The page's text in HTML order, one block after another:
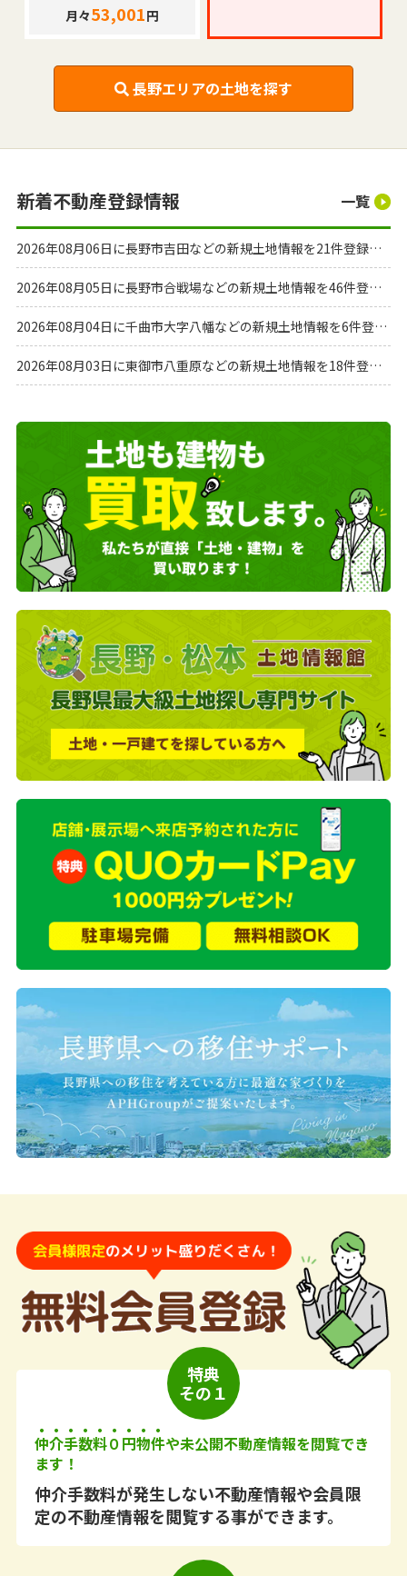
月々53,001円
長野エリアの土地を探す
新着不動産登録情報 一覧
2026年08月06日に長野市吉田などの新規土地情報を21件登録しました。
2026年08月05日に長野市合戦場などの新規土地情報を46件登録しました。
2026年08月04日に千曲市大字八幡などの新規土地情報を6件登録しました。
2026年08月03日に東御市八重原などの新規土地情報を18件登録しました。
特典
その１
仲介手数料０円物件や未公開不動産情報を閲覧でき
ます！
仲介手数料が発生しない不動産情報や会員限
定の不動産情報を閲覧する事ができます。